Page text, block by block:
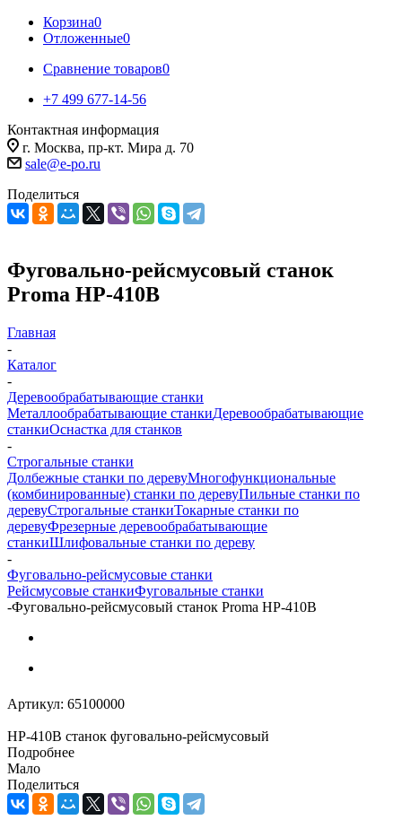
Корзина0
Отложенные0
Сравнение товаров0
+7 499 677-14-56
Контактная информация
г. Москва, пр-кт. Мира д. 70
sale@e-po.ru
Поделиться
Фуговально-рейсмусовый станок
Proma HP-410B
Главная
-
Каталог
-
Деревообрабатывающие станки
Металлообрабатывающие станкиДеревообрабатывающие
станкиОснастка для станков
-
Строгальные станки
Долбежные станки по деревуМногофункциональные
(комбинированные) станки по деревуПильные станки по
деревуСтрогальные станкиТокарные станки по
деревуФрезерные деревообрабатывающие
станкиШлифовальные станки по дереву
-
Фуговально-рейсмусовые станки
Рейсмусовые станкиФуговальные станки
-Фуговально-рейсмусовый станок Proma HP-410B
Артикул: 65100000
HP-410B станок фуговально-рейсмусовый
Подробнее
Мало
Поделиться